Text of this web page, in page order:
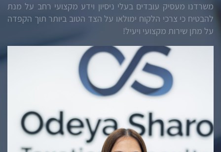
משרדנו מעסיק עובדים בעלי ניסיון וידע מקצועי רחב על מנת
להבטיח כי צרכי הלקוח ימולאו על הצד הטוב ביותר תוך הקפדה
על מתן שירות מקצועי ויעיל!